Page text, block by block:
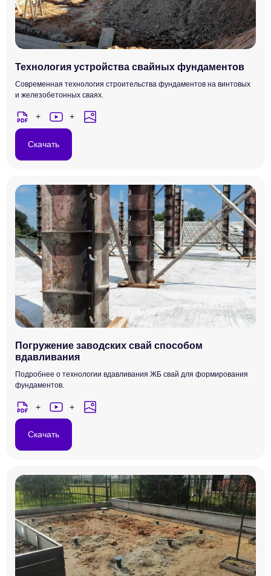
Технология устройства свайных фундаментов
Современная технология строительства фундаментов на винтовых
и железобетонных сваях.
Скачать
Погружение заводских свай способом
вдавливания
Подробнее о технологии вдавливания ЖБ свай для формирования
фундаментов.
Скачать